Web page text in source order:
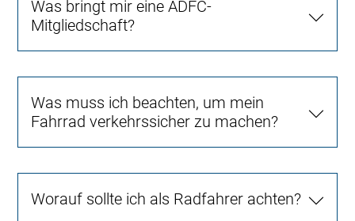
Was bringt mir eine ADFC-
Mitgliedschaft?
Was muss ich beachten, um mein
Fahrrad verkehrssicher zu machen?
Worauf sollte ich als Radfahrer achten?